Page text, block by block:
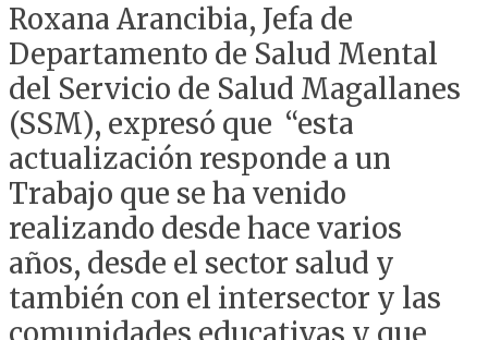
Roxana Arancibia, Jefa de
Departamento de Salud Mental
del Servicio de Salud Magallanes
(SSM), expresó que “esta
actualización responde a un
Trabajo que se ha venido
realizando desde hace varios
años, desde el sector salud y
también con el intersector y las
comunidades educativas y que